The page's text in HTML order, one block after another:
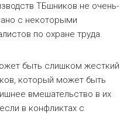
ТБшников не очень-
с некоторыми
по охране труда.
быть слишком жесткий
который может быть
вмешательство в их
в конфликтах с